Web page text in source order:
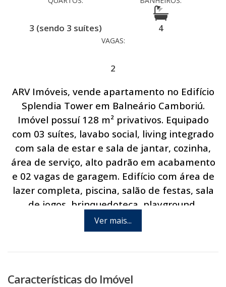
3 (sendo 3 suítes) 4
VAGAS:
2
ARV Imóveis, vende apartamento no Edifício
Splendia Tower em Balneário Camboriú.
Imóvel possuí 128 m² privativos. Equipado
com 03 suítes, lavabo social, living integrado
com sala de estar e sala de jantar, cozinha,
área de serviço, alto padrão em acabamento
e 02 vagas de garagem. Edifício com área de
lazer completa, piscina, salão de festas, sala
de jogos, brinquedoteca, playground,
quiosque, academia, home theater e quadra
poliesportiva. Excelente localização, situado
um de nossos consultores.
Ver mais...
Características do Imóvel